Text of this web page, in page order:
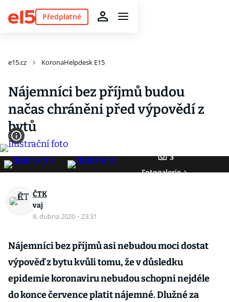
Předplatné
e15.cz KoronaHelpdesk E15
Nájemníci bez příjmů budou
načas chráněni před výpovědí z
bytů
3
Fotogalerie
ČTK
vaj
8. dubna 2020 · 23:31
Nájemníci bez příjmů asi nebudou moci dostat
výpověď z bytu kvůli tomu, že v důsledku
epidemie koronaviru nebudou schopni nejdéle
do konce července platit nájemné. Dlužné za